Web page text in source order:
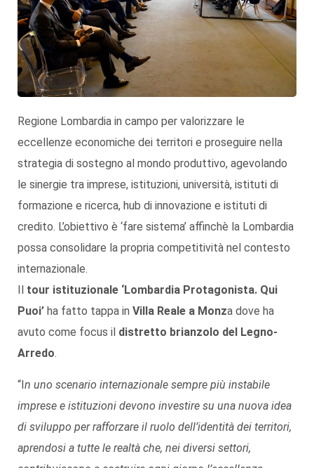
Regione Lombardia in campo per valorizzare le
eccellenze economiche dei territori e proseguire nella
strategia di sostegno al mondo produttivo, agevolando
le sinergie tra imprese, istituzioni, università, istituti di
formazione e ricerca, hub di innovazione e istituti di
credito. L’obiettivo è ‘fare sistema’ affinchè la Lombardia
possa consolidare la propria competitività nel contesto
internazionale.
Il tour istituzionale ‘Lombardia Protagonista. Qui
Puoi’ ha fatto tappa in Villa Reale a Monza dove ha
avuto come focus il distretto brianzolo del Legno-
Arredo.
“In uno scenario internazionale sempre più instabile
imprese e istituzioni devono investire su una nuova idea
di sviluppo per rafforzare il ruolo dell’identità dei territori,
aprendosi a tutte le realtà che, nei diversi settori,